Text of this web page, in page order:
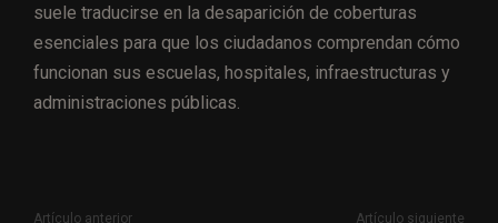
suele traducirse en la desaparición de coberturas
esenciales para que los ciudadanos comprendan cómo
funcionan sus escuelas, hospitales, infraestructuras y
administraciones públicas.
Artículo anterior Artículo siguiente